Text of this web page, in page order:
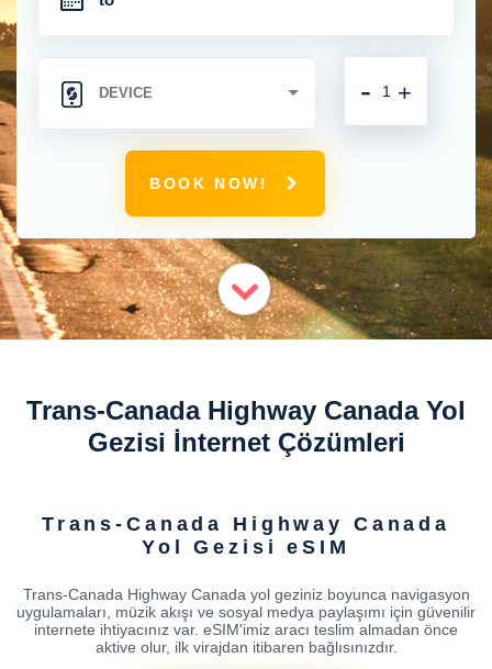
+
-
BOOK NOW!
Trans-Canada Highway Canada Yol
Gezisi İnternet Çözümleri
Trans-Canada Highway Canada
Yol Gezisi eSIM
Trans-Canada Highway Canada yol geziniz boyunca navigasyon
uygulamaları, müzik akışı ve sosyal medya paylaşımı için güvenilir
internete ihtiyacınız var. eSIM'imiz aracı teslim almadan önce
aktive olur, ilk virajdan itibaren bağlısınızdır.